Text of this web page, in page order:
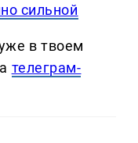
сильной
в твоем
телеграм-